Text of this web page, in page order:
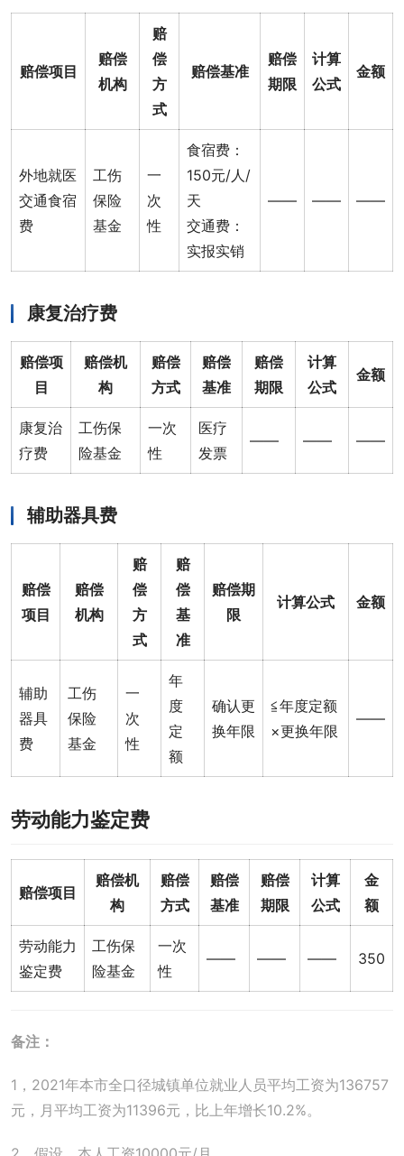
赔偿项目
赔偿
机构
赔
偿
方
式
赔偿基准
赔偿
期限
计算
公式
金额
外地就医
交通食宿
费
工伤
保险
基金
一
次
性
食宿费：
150元/人/
天
交通费：
实报实销
—— —— ——
康复治疗费
赔偿项
目
赔偿机
构
赔偿
方式
赔偿
基准
赔偿
期限
计算
公式
金额
康复治
疗费
工伤保
险基金
一次
性
医疗
发票
—— —— ——
辅助器具费
赔偿
项目
赔偿
机构
赔
偿
方
式
赔
偿
基
准
赔偿期
限
计算公式 金额
辅助
器具
费
工伤
保险
基金
一
次
性
年
度
定
额
确认更
换年限
≦年度定额
×更换年限
——
劳动能力鉴定费
赔偿项目
赔偿机
构
赔偿
方式
赔偿
基准
赔偿
期限
计算
公式
金
额
劳动能力
鉴定费
工伤保
险基金
一次
性
—— —— —— 350
备注：
1，2021年本市全口径城镇单位就业人员平均工资为136757
元，月平均工资为11396元，比上年增长10.2%。